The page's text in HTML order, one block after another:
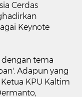
Cerdas
Keynote
tema
Adapun yang
KPU Kaltim